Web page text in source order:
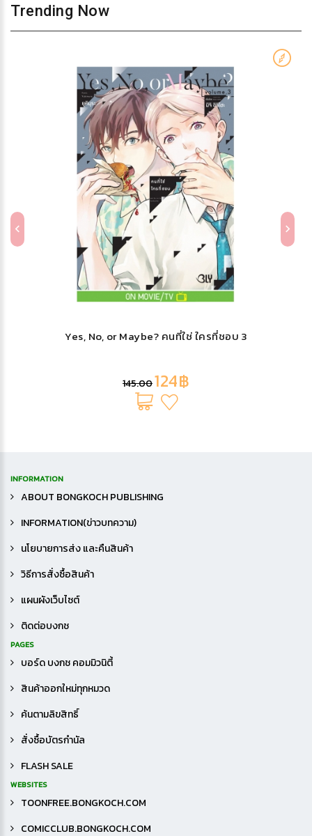
Trending Now
Yes, No, or Maybe? คนที่ใช่ ใครที่ชอบ 3
145.00124฿
INFORMATION
ABOUT BONGKOCH PUBLISHING
INFORMATION(ข่าวบทความ)
นโยบายการส่ง และคืนสินค้า
วิธีการสั่งซื้อสินค้า
แผนผังเว็บไซต์
ติดต่อบงกช
PAGES
บอร์ด บงกช คอมมิวนิตี้
สินค้าออกใหม่ทุกหมวด
ค้นตามลิขสิทธิ์
สั่งซื้อบัตรกำนัล
FLASH SALE
WEBSITES
TOONFREE.BONGKOCH.COM
COMICCLUB.BONGKOCH.COM